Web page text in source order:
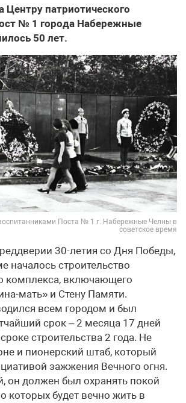
Центру патриотического
№ 1 города Набережные
50 лет.
Поста № 1 г. Набережные Челны в
советское время
30-летия со Дня Победы,
началось строительство
комплекса, включающего
мать» и Стену Памяти.
всем городом и был
срок – 2 месяца 17 дней
строительства 2 года. Не
и пионерский штаб, который
зажжения Вечного огня.
он должен был охранять покой
которых будет вечно жить в